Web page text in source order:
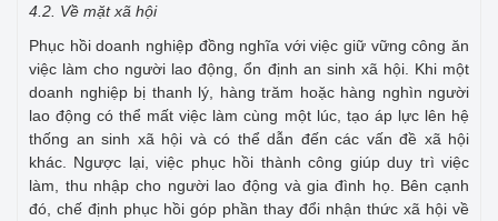
4.2. Về mặt xã hội
Phục hồi doanh nghiệp đồng nghĩa với việc giữ vững công ăn
việc làm cho người lao động, ổn định an sinh xã hội. Khi một
doanh nghiệp bị thanh lý, hàng trăm hoặc hàng nghìn người
lao động có thể mất việc làm cùng một lúc, tạo áp lực lên hệ
thống an sinh xã hội và có thể dẫn đến các vấn đề xã hội
khác. Ngược lại, việc phục hồi thành công giúp duy trì việc
làm, thu nhập cho người lao động và gia đình họ. Bên cạnh
đó, chế định phục hồi góp phần thay đổi nhận thức xã hội về